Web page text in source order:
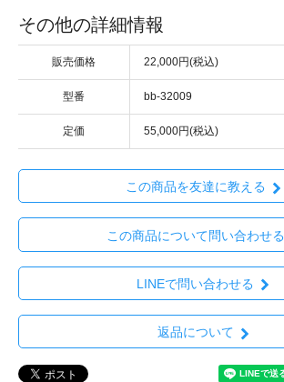
その他の詳細情報
販売価格 22,000円(税込)
型番 bb-32009
定価 55,000円(税込)
この商品を友達に教える
この商品について問い合わせる
LINEで問い合わせる
返品について